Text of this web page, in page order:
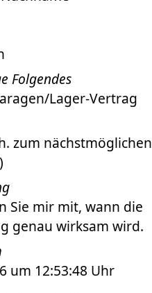
Folgendes
Lager-Vertrag
zum nächstmöglichen
Sie mir mit, wann die
genau wirksam wird.
um 12:53:48 Uhr